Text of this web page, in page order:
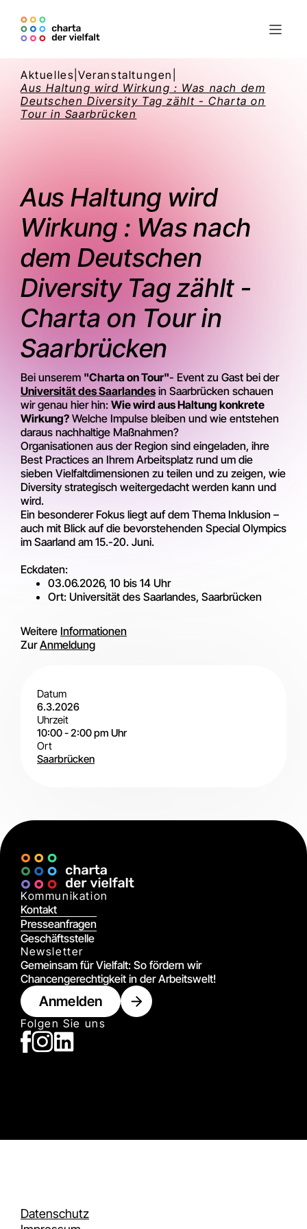
Aktuelles |Veranstaltungen
Aus Haltung wird Wirkung : Was nach dem
Deutschen Diversity Tag zählt - Charta on
Tour in Saarbrücken
Aus Haltung wird
Wirkung : Was nach
dem Deutschen
Diversity Tag zählt -
Charta on Tour in
Saarbrücken
Bei unserem "Charta on Tour"- Event zu Gast bei der
Universität des Saarlandesin Saarbrücken schauen
wir genau hier hin: Wie wird aus Haltung konkrete
Wirkung? Welche Impulse bleiben und wie entstehen
daraus nachhaltige Maßnahmen?
Organisationen aus der Region sind eingeladen, ihre
Best Practices an Ihrem Arbeitsplatz rund um die
sieben Vielfaltdimensionen zu teilen und zu zeigen, wie
Diversity strategisch weitergedacht werden kann und
wird.
Ein besonderer Fokus liegt auf dem Thema Inklusion –
auch mit Blick auf die bevorstehenden Special Olympics
im Saarland am 15.-20. Juni.
Eckdaten:
03.06.2026, 10 bis 14 Uhr
Ort: Universität des Saarlandes, Saarbrücken
Weitere Informationen
ZurAnmeldung
Datum
6.3.2026
Uhrzeit
10:00-2:00 pm Uhr
Ort
Saarbrücken
Charta
Event
Kommunikation
Kontakt
Presseanfragen
Geschäftsstelle
Newsletter
Gemeinsam für Vielfalt: So fördern wir
Chancengerechtigkeit in der Arbeitswelt!
Anmelden
Folgen Sie uns
Datenschutz